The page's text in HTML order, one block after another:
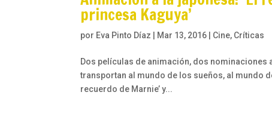
princesa Kaguya’
por Eva Pinto Díaz Mar 13, 2016 Cine, Críticas
Dos películas de animación, dos
transportan al mundo de los sueños, al mundo
recuerdo de Marnie’ y...